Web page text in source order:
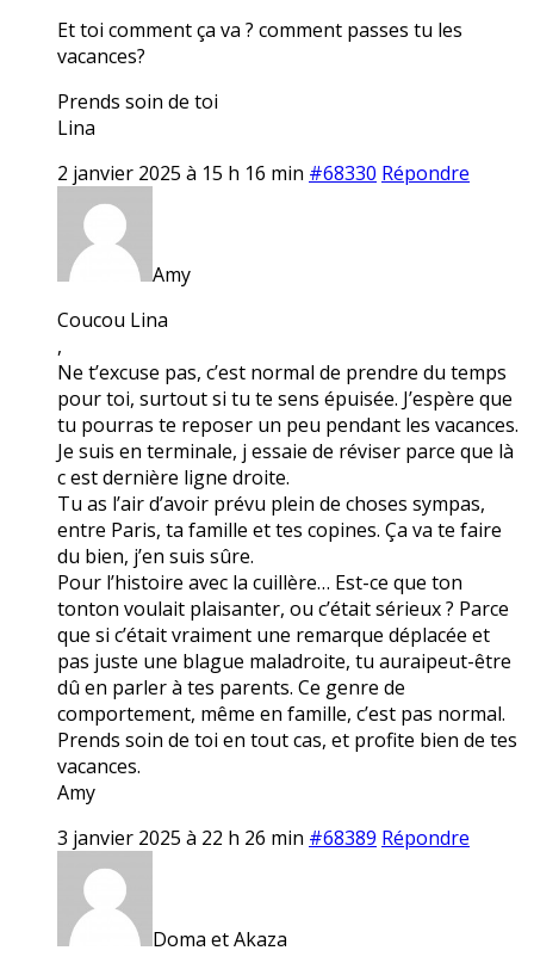
Et toi comment ça va ? comment passes tu les
vacances?
Prends soin de toi
Lina
2 janvier 2025 à 15 h 16 min #68330 Répondre
Amy
Coucou Lina
,
Ne t’excuse pas, c’est normal de prendre du temps
pour toi, surtout si tu te sens épuisée. J’espère que
tu pourras te reposer un peu pendant les vacances.
Je suis en terminale, j essaie de réviser parce que là
c est dernière ligne droite.
Tu as l’air d’avoir prévu plein de choses sympas,
entre Paris, ta famille et tes copines. Ça va te faire
du bien, j’en suis sûre.
Pour l’histoire avec la cuillère… Est-ce que ton
tonton voulait plaisanter, ou c’était sérieux ? Parce
que si c’était vraiment une remarque déplacée et
pas juste une blague maladroite, tu auraipeut-être
dû en parler à tes parents. Ce genre de
comportement, même en famille, c’est pas normal.
Prends soin de toi en tout cas, et profite bien de tes
vacances.
Amy
3 janvier 2025 à 22 h 26 min #68389 Répondre
Doma et Akaza